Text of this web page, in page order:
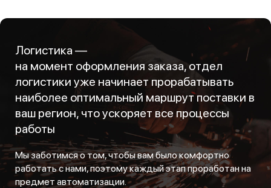
Логистика —
на момент оформления заказа, отдел
логистики уже начинает прорабатывать
наиболее оптимальный маршрут поставки в
ваш регион, что ускоряет все процессы
работы
Мы заботимся о том, чтобы вам было комфортно
работать с нами, поэтому каждый этап проработан на
предмет автоматизации.